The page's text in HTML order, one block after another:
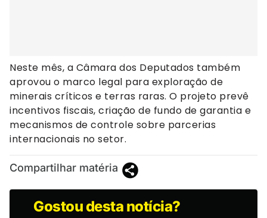
Neste mês, a Câmara dos Deputados também
aprovou o marco legal para exploração de
minerais críticos e terras raras. O projeto prevê
incentivos fiscais, criação de fundo de garantia e
mecanismos de controle sobre parcerias
internacionais no setor.
Compartilhar matéria
Gostou desta notícia?